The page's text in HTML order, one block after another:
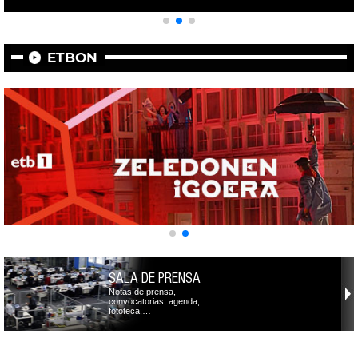
ETBON
SALA DE PRENSA
Notas de prensa,
convocatorias, agenda,
fototeca,…